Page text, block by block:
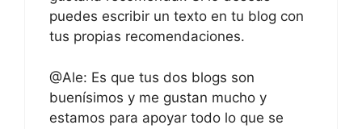
puedes escribir un texto en tu blog con
tus propias recomendaciones.
@Ale: Es que tus dos blogs son
buenísimos y me gustan mucho y
estamos para apoyar todo lo que se